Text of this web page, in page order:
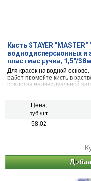
Кисть STAYER
воднодисперсионных и
пластмас ручка, 1,5"/
Для красок на водной
работ промойте кисть в
средства индивидуальной
Цена,
руб./шт.
58.02